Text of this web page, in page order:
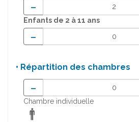
-
Enfants de 2 à 11 ans
-
• Répartition des chambres
-
Chambre individuelle